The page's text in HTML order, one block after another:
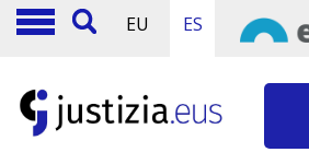
EU ES